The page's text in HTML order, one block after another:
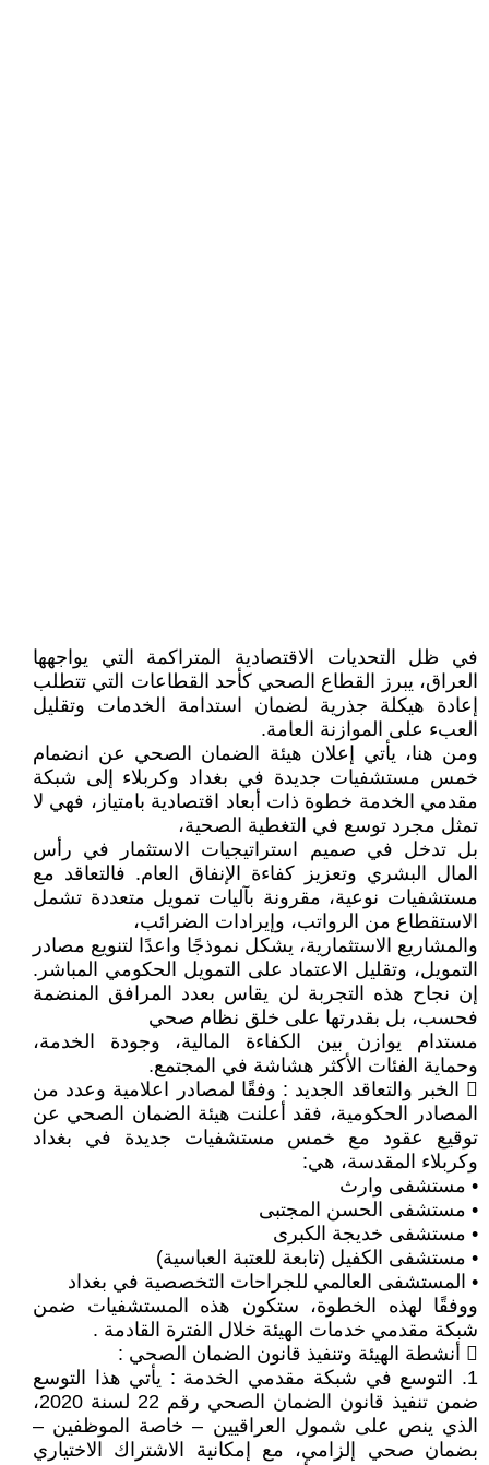
في ظل التحديات الاقتصادية المتراكمة التي يواجهها
العراق، يبرز القطاع الصحي كأحد القطاعات التي تتطلب
إعادة هيكلة جذرية لضمان استدامة الخدمات وتقليل
العبء على الموازنة العامة.
ومن هنا، يأتي إعلان هيئة الضمان الصحي عن انضمام
خمس مستشفيات جديدة في بغداد وكربلاء إلى شبكة
مقدمي الخدمة خطوة ذات أبعاد اقتصادية بامتياز، فهي لا
تمثل مجرد توسع في التغطية الصحية،
بل تدخل في صميم استراتيجيات الاستثمار في رأس
المال البشري وتعزيز كفاءة الإنفاق العام. فالتعاقد مع
مستشفيات نوعية، مقرونة بآليات تمويل متعددة تشمل
الاستقطاع من الرواتب، وإيرادات الضرائب،
والمشاريع الاستثمارية، يشكل نموذجًا واعدًا لتنويع مصادر
التمويل، وتقليل الاعتماد على التمويل الحكومي المباشر.
إن نجاح هذه التجربة لن يقاس بعدد المرافق المنضمة
فحسب، بل بقدرتها على خلق نظام صحي
مستدام يوازن بين الكفاءة المالية، وجودة الخدمة،
وحماية الفئات الأكثر هشاشة في المجتمع.
 الخبر والتعاقد الجديد : وفقًا لمصادر اعلامية وعدد من
المصادر الحكومية، فقد أعلنت هيئة الضمان الصحي عن
توقيع عقود مع خمس مستشفيات جديدة في بغداد
وكربلاء المقدسة، هي:
• مستشفى وارث
• مستشفى الحسن المجتبى
• مستشفى خديجة الكبرى
• مستشفى الكفيل (تابعة للعتبة العباسية)
• المستشفى العالمي للجراحات التخصصية في بغداد
ووفقًا لهذه الخطوة، ستكون هذه المستشفيات ضمن
شبكة مقدمي خدمات الهيئة خلال الفترة القادمة .
 أنشطة الهيئة وتنفيذ قانون الضمان الصحي :
1. التوسع في شبكة مقدمي الخدمة : يأتي هذا التوسع
ضمن تنفيذ قانون الضمان الصحي رقم 22 لسنة 2020،
الذي ينص على شمول العراقيين – خاصة الموظفين –
بضمان صحي إلزامي، مع إمكانية الاشتراك الاختياري